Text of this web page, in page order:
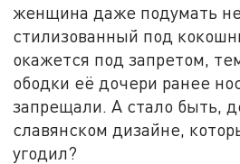
женщина даже подумать
стилизованный под
окажется под запретом,
ободки её дочери ранее
запрещали. А стало быть,
славянском дизайне,
угодил?